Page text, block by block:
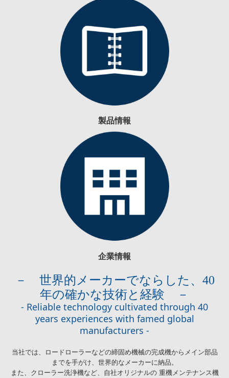
製品情報
企業情報
－ 世界的メーカーでならした、40
年の確かな技術と経験 －
- Reliable technology cultivated through 40
years experiences with famed global
manufacturers -
当社では、ロードローラーなどの締固め機械の完成機からメイン部品
までを手がけ、世界的なメーカーに納品。
また、クローラー洗浄機など、自社オリジナルの 重機メンテナンス機